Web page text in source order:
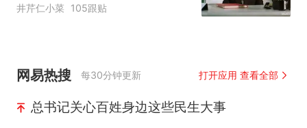
井芹仁小菜 105跟贴
网易热搜 每30分钟更新 打开应用 查看全部
总书记关心百姓身边这些民生大事